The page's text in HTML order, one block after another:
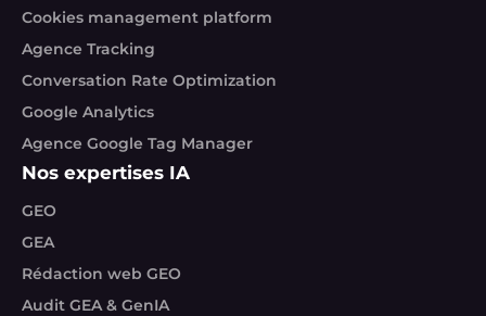
Cookies management platform
Agence Tracking
Conversation Rate Optimization
Google Analytics
Agence Google Tag Manager
Nos expertises IA
GEO
GEA
Rédaction web GEO
Audit GEA & GenIA